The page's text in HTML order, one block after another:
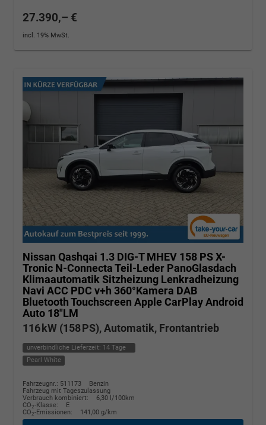
27.390,– €
incl. 19% MwSt.
Nissan Qashqai 1.3 DIG-T MHEV 158 PS X-
Tronic N-Connecta Teil-Leder PanoGlasdach
Klimaautomatik Sitzheizung Lenkradheizung
Navi ACC PDC v+h 360°Kamera DAB
Bluetooth Touchscreen Apple CarPlay Android
Auto 18"LM
116 kW (158 PS), Automatik, Frontantrieb
unverbindliche Lieferzeit: 14 Tage
Pearl White
Fahrzeugnr.: 511173
Benzin
Fahrzeug mit Tageszulassung
Verbrauch kombiniert:
6,30 l/100km
CO2-Klasse:
E
CO2-Emissionen: 141,00 g/km